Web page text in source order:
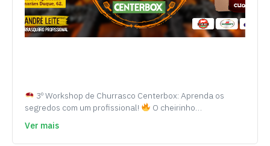
3º Workshop de Churrasco Centerbox: Aprenda os
segredos com um profissional!
O cheirinho…
Ver mais